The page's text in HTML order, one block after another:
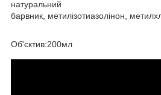
натуральний
барвник, метилізотиазолінон,
Об'єктив:200мл